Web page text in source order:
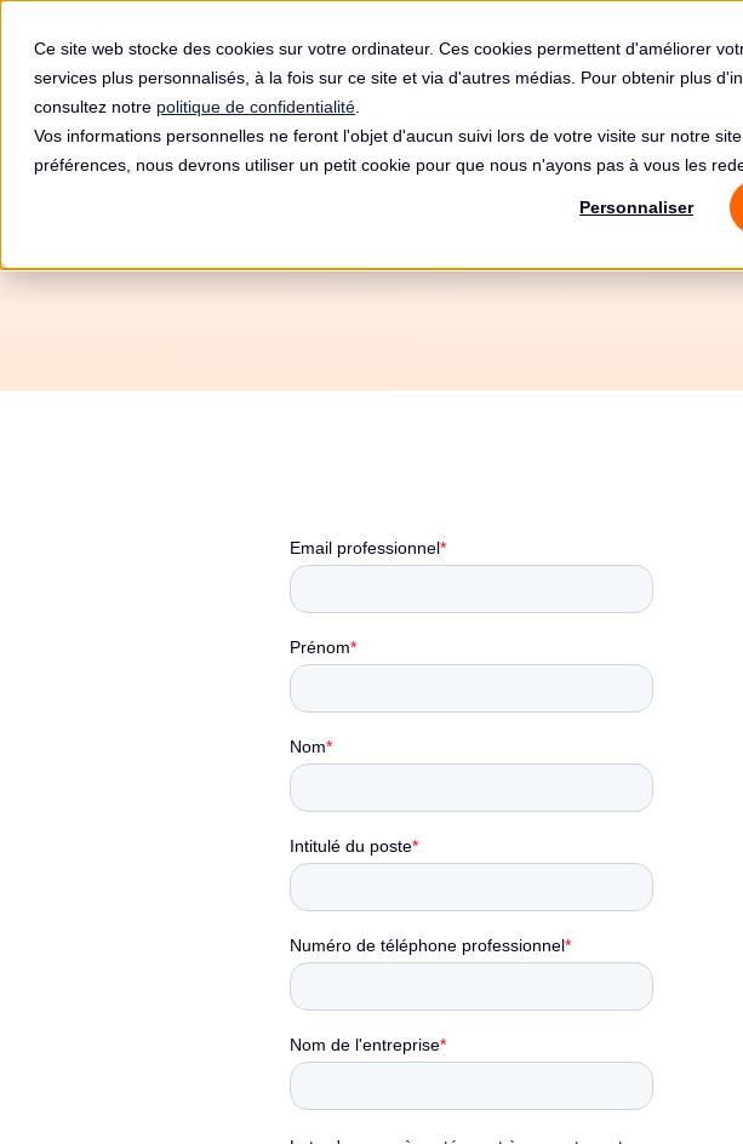
Ce site web stocke des cookies sur votre ordinateur. Ces cookies permettent d'améliorer
services plus personnalisés, à la fois sur ce site et via d'autres médias. Pour obtenir plus
consultez notre politique de confidentialité
Vos informations personnelles ne feront l'objet d'aucun suivi lors de votre visite sur notre
préférences, nous devrons utiliser un petit cookie pour que nous n'ayons pas à vous les
Personnaliser
Produits Solutions